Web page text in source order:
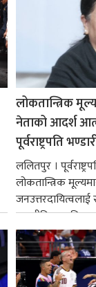
लोकतान्त्रिक
नेताको आदर्श
पूर्वराष्ट्रपति
ललितपुर ।
लोकतान्त्रिक
राजनीतिक
गर्न आवश्यक...